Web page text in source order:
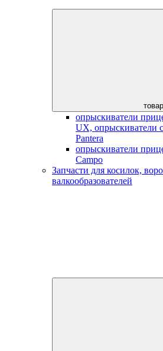
опрыскиватели
UX, опрыскиватели
Pantera
опрыскиватели
Campo
Запчасти для косилок,
валкообразователей